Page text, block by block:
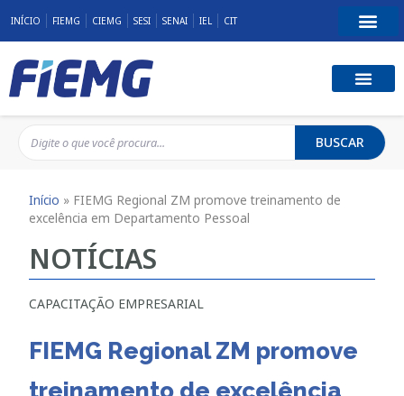
INÍCIO FIEMG CIEMG SESI SENAI IEL CIT
BUSCAR
Início » FIEMG Regional ZM promove treinamento de
excelência em Departamento Pessoal
NOTÍCIAS
CAPACITAÇÃO EMPRESARIAL
FIEMG Regional ZM promove
treinamento de excelência